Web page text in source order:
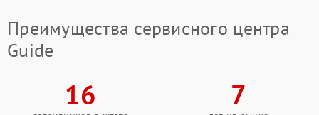
Преимущества сервисного центра
Guide
16 7